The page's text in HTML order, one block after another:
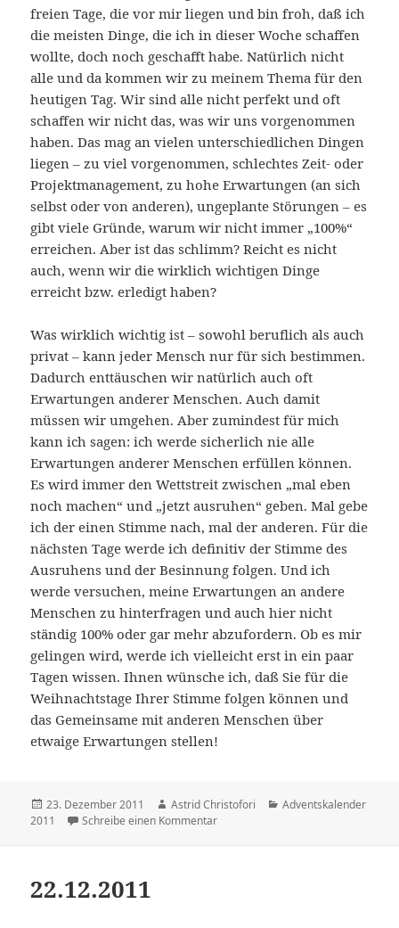
freien Tage, die vor mir liegen und bin froh, daß ich
die meisten Dinge, die ich in dieser Woche schaffen
wollte, doch noch geschafft habe. Natürlich nicht
alle und da kommen wir zu meinem Thema für den
heutigen Tag. Wir sind alle nicht perfekt und oft
schaffen wir nicht das, was wir uns vorgenommen
haben. Das mag an vielen unterschiedlichen Dingen
liegen – zu viel vorgenommen, schlechtes Zeit- oder
Projektmanagement, zu hohe Erwartungen (an sich
selbst oder von anderen), ungeplante Störungen – es
gibt viele Gründe, warum wir nicht immer „100%“
erreichen. Aber ist das schlimm? Reicht es nicht
auch, wenn wir die wirklich wichtigen Dinge
erreicht bzw. erledigt haben?
Was wirklich wichtig ist – sowohl beruflich als auch
privat – kann jeder Mensch nur für sich bestimmen.
Dadurch enttäuschen wir natürlich auch oft
Erwartungen anderer Menschen. Auch damit
müssen wir umgehen. Aber zumindest für mich
kann ich sagen: ich werde sicherlich nie alle
Erwartungen anderer Menschen erfüllen können.
Es wird immer den Wettstreit zwischen „mal eben
noch machen“ und „jetzt ausruhen“ geben. Mal gebe
ich der einen Stimme nach, mal der anderen. Für die
nächsten Tage werde ich definitiv der Stimme des
Ausruhens und der Besinnung folgen. Und ich
werde versuchen, meine Erwartungen an andere
Menschen zu hinterfragen und auch hier nicht
ständig 100% oder gar mehr abzufordern. Ob es mir
gelingen wird, werde ich vielleicht erst in ein paar
Tagen wissen. Ihnen wünsche ich, daß Sie für die
Weihnachtstage Ihrer Stimme folgen können und
das Gemeinsame mit anderen Menschen über
etwaige Erwartungen stellen!
Veröffentlicht
am
23. Dezember 2011 Autor
Astrid Christofori Kategorien
Adventskalender
2011
Schreibe einen Kommentar
22.12.2011